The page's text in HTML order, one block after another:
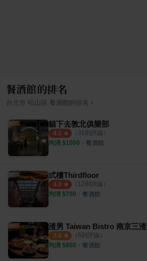
餐酒館的排名
台北市 松山區 餐酒館 的排名 ›
貓下去敦北俱樂部
4.1 （ 31則評論）
均消 $1000 ・ 餐酒館
弎樓Thirdfloor
4.0 （ 12則評論）
均消 $700 ・ 餐酒館
渣男 Taiwan Bistro 南京三渣
3.4 （ 6則評論）
均消 $800 ・ 餐酒館